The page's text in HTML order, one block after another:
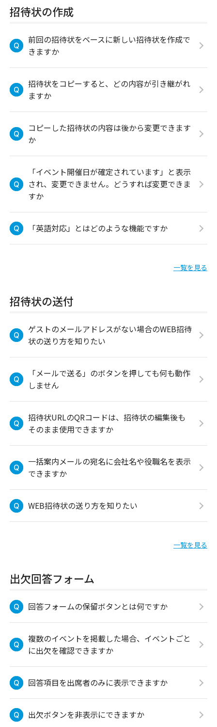
招待状の作成
前回の招待状をベースに新しい招待状を作成で
きますか
招待状をコピーすると、どの内容が引き継がれ
ますか
コピーした招待状の内容は後から変更できます
か
「イベント開催日が確定されています」と表示
され、変更できません。どうすれば変更できま
すか
「英語対応」とはどのような機能ですか
一覧を見る
招待状の送付
ゲストのメールアドレスがない場合のWEB招待
状の送り方を知りたい
「メールで送る」のボタンを押しても何も動作
しません
招待状URLのQRコードは、招待状の編集後も
そのまま使用できますか
一括案内メールの宛名に会社名や役職名を表示
できますか
WEB招待状の送り方を知りたい
一覧を見る
出欠回答フォーム
回答フォームの保留ボタンとは何ですか
複数のイベントを掲載した場合、イベントごと
に出欠を確認できますか
回答項目を出席者のみに表示できますか
出欠ボタンを非表示にできますか